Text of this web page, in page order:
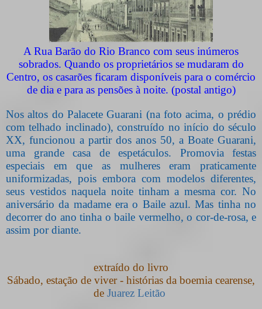
A Rua Barão do Rio Branco com seus inúmeros
sobrados. Quando os proprietários se mudaram do
Centro, os casarões ficaram disponíveis para o comércio
de dia e para as pensões à noite. (postal antigo)
Nos altos do Palacete Guarani (na foto acima, o prédio
com telhado inclinado), construído no início do século
XX, funcionou a partir dos anos 50, a Boate Guarani,
uma grande casa de espetáculos. Promovia festas
especiais em que as mulheres eram praticamente
uniformizadas, pois embora com modelos diferentes,
seus vestidos naquela noite tinham a mesma cor. No
aniversário da madame era o Baile azul. Mas tinha no
decorrer do ano tinha o baile vermelho, o cor-de-rosa, e
assim por diante.
extraído do livro
Sábado, estação de viver - histórias da boemia cearense,
de Juarez Leitão